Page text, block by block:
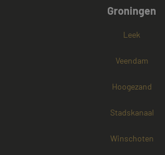
Groningen
Leek
Veendam
Hoogezand
Stadskanaal
Winschoten